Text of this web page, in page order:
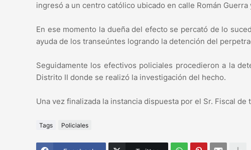
ingresó a un centro católico ubicado en calle Román
En ese momento la dueña del efecto se percató de lo
ayuda de los transeúntes logrando la detención del
Seguidamente los efectivos policiales procedieron a la
Distrito II donde se realizó la investigación del hecho.
Una vez finalizada la instancia dispuesta por el Sr. Fiscal
Tags Policiales